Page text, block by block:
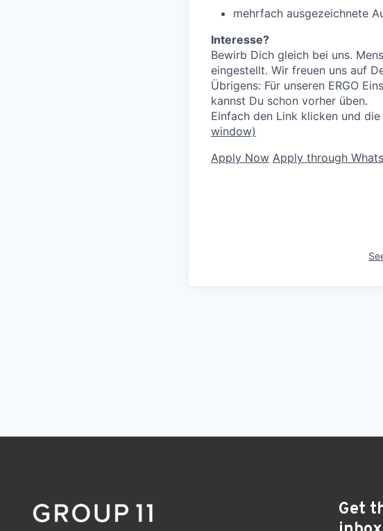
mehrfach ausgezeichnete
Interesse?
Bewirb Dich gleich bei uns.
eingestellt. Wir freuen uns auf
Übrigens: Für unseren ERGO
kannst Du schon vorher üben.
Einfach den Link klicken und
window)
Apply Now Apply through
Get